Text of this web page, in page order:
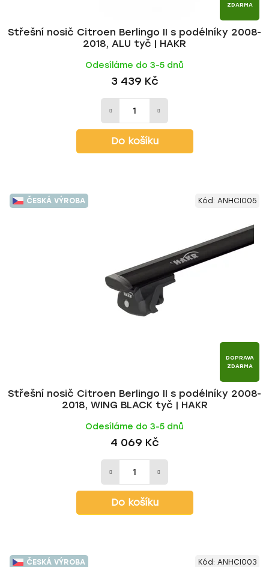
ZDARMA
Střešní nosič Citroen Berlingo II s podélníky 2008-
2018, ALU tyč | HAKR
Odesíláme do 3-5 dnů
3 439 Kč
Do košíku
ČESKÁ VÝROBA
DOPRAVA
ZDARMA
Střešní nosič Citroen Berlingo II s podélníky 2008-
2018, WING BLACK tyč | HAKR
Odesíláme do 3-5 dnů
4 069 Kč
Do košíku
Kód: ANHCI005
ČESKÁ VÝROBA Kód: ANHCI003